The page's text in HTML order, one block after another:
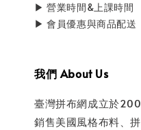
▶ 營業時間&上課時間
▶ 會員優惠與商品配送
我們 About Us
臺灣拼布網成立於
銷售美國風格布料、